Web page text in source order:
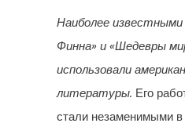
Наиболее известными
Финна» и «Шедевры
использовали
литературы. Его
стали незаменимыми в